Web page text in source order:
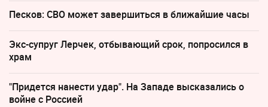
Песков: СВО может завершиться в ближайшие часы
Экс-супруг Лерчек, отбывающий срок, попросился в
храм
"Придется нанести удар". На Западе высказались о
войне с Россией